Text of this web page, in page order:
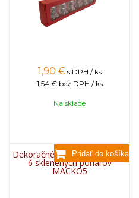
1,90 € s DPH / ks
1,54 € bez DPH / ks
Na sklade
Dekoračné balenie z dreva na
6 sklenených pohárov
MACKO5